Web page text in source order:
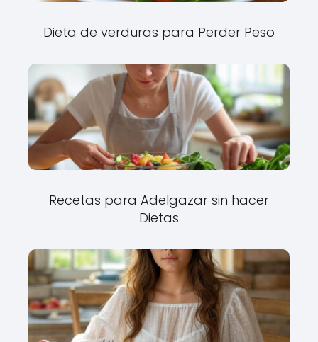
Dieta de verduras para Perder Peso
Recetas para Adelgazar sin hacer
Dietas